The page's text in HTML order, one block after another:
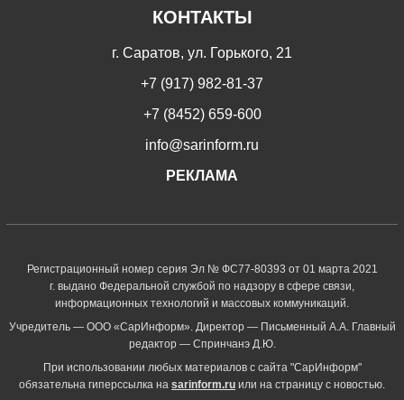
КОНТАКТЫ
г. Саратов, ул. Горького, 21
+7 (917) 982-81-37
+7 (8452) 659-600
info@sarinform.ru
РЕКЛАМА
Регистрационный номер серия Эл № ФС77-80393 от 01 марта 2021
г. выдано Федеральной службой по надзору в сфере связи,
информационных технологий и массовых коммуникаций.
Учредитель — ООО «СарИнформ». Директор — Письменный А.А. Главный
редактор — Спринчанэ Д.Ю.
При использовании любых материалов с сайта "СарИнформ"
обязательна гиперссылка на sarinform.ru или на страницу с новостью.